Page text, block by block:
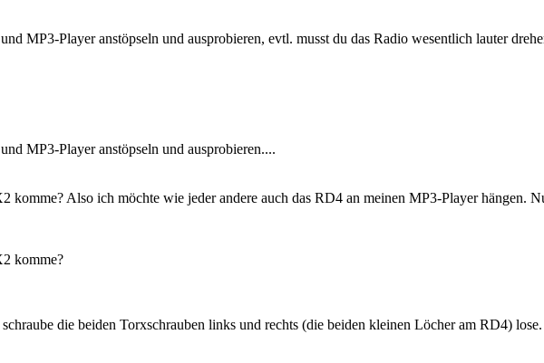
MP3-Player anstöpseln und ausprobieren, evtl. musst du das Radio wesentlich lauter
MP3-Player anstöpseln und ausprobieren....
Also ich möchte wie jeder andere auch das RD4 an meinen MP3-Player hängen.
komme?
die beiden Torxschrauben links und rechts (die beiden kleinen Löcher am RD4)